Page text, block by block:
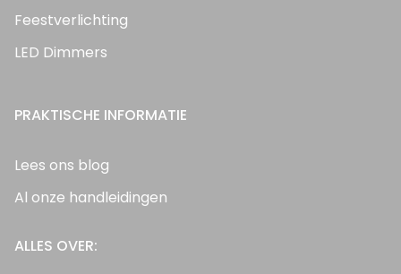
Feestverlichting
LED Dimmers
PRAKTISCHE INFORMATIE
Lees ons blog
Al onze handleidingen
ALLES OVER: